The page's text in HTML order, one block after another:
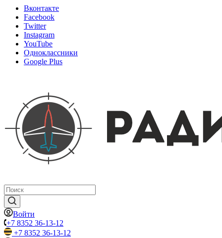
Вконтакте
Facebook
Twitter
Instagram
YouTube
Одноклассники
Google Plus
Войти
+7 8352 36-13-12
+7 8352 36-13-12